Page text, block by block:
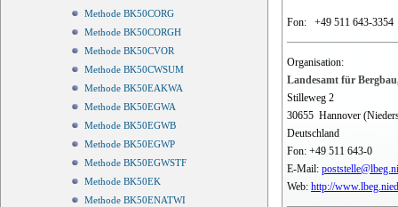
Methode BK50CORG
Methode BK50CORGH
Methode BK50CVOR
Methode BK50CWSUM
Methode BK50EAKWA
Methode BK50EGWA
Methode BK50EGWB
Methode BK50EGWP
Methode BK50EGWSTF
Methode BK50EK
Methode BK50ENATWI
Fon: +49 511 643-3354
Organisation:
Landesamt für
Stilleweg 2
30655 Hannover
Deutschland
Fon: +49 511 643-0
E-Mail:
Web: http://